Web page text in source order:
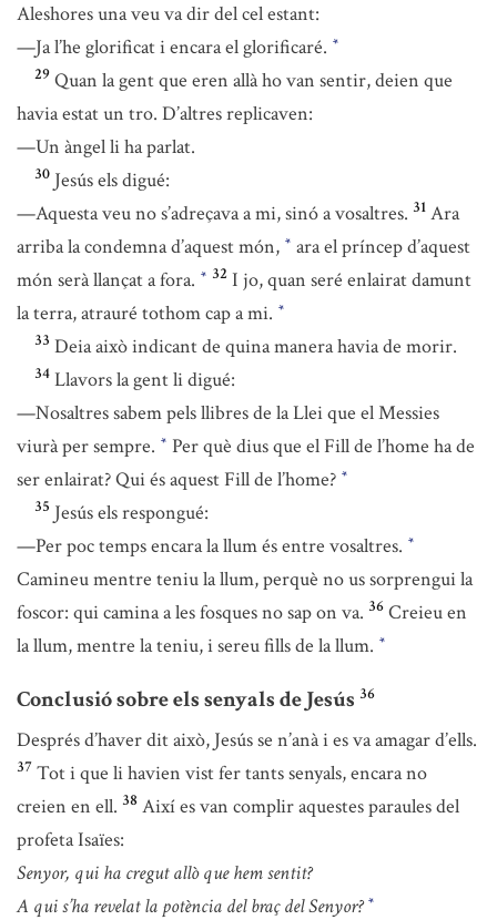
Aleshores una veu va dir del cel estant:
—Ja l’he glorificat i encara el glorificaré. *
29 Quan la gent que eren allà ho van sentir, deien que
havia estat un tro. D’altres replicaven:
—Un àngel li ha parlat.
30 Jesús els digué:
—Aquesta veu no s’adreçava a mi, sinó a vosaltres. 31 Ara
arriba la condemna d’aquest món, * ara el príncep d’aquest
món serà llançat a fora. * 32 I jo, quan seré enlairat damunt
la terra, atrauré tothom cap a mi. *
33 Deia això indicant de quina manera havia de morir.
34 Llavors la gent li digué:
—Nosaltres sabem pels llibres de la Llei que el Messies
viurà per sempre. * Per què dius que el Fill de l’home ha de
ser enlairat? Qui és aquest Fill de l’home? *
35 Jesús els respongué:
—Per poc temps encara la llum és entre vosaltres. *
Camineu mentre teniu la llum, perquè no us sorprengui la
foscor: qui camina a les fosques no sap on va. 36 Creieu en
la llum, mentre la teniu, i sereu fills de la llum. *
Conclusió sobre els senyals de Jesús 36
Després d’haver dit això, Jesús se n’anà i es va amagar d’ells.
37 Tot i que li havien vist fer tants senyals, encara no
creien en ell. 38 Així es van complir aquestes paraules del
profeta Isaïes:
Senyor, qui ha cregut allò que hem sentit?
A qui s’ha revelat la potència del braç del Senyor? *